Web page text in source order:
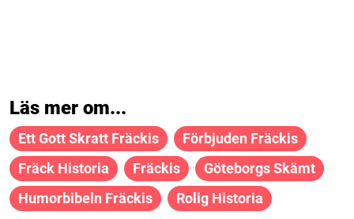
Läs mer om...
Ett Gott Skratt Fräckis
Förbjuden Fräckis
Fräck Historia
Fräckis
Göteborgs Skämt
Humorbibeln Fräckis
Rolig Historia